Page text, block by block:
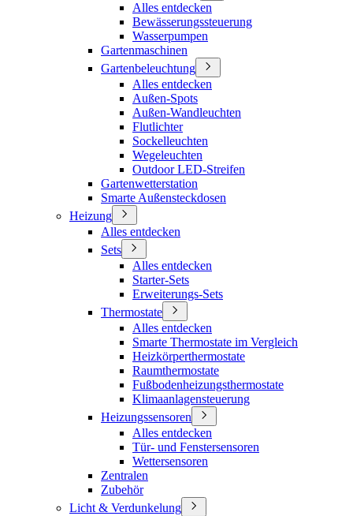
Alles entdecken
Bewässerungssteuerung
Wasserpumpen
Gartenmaschinen
Gartenbeleuchtung
Alles entdecken
Außen-Spots
Außen-Wandleuchten
Flutlichter
Sockelleuchten
Wegeleuchten
Outdoor LED-Streifen
Gartenwetterstation
Smarte Außensteckdosen
Heizung
Alles entdecken
Sets
Alles entdecken
Starter-Sets
Erweiterungs-Sets
Thermostate
Alles entdecken
Smarte Thermostate im Vergleich
Heizkörperthermostate
Raumthermostate
Fußbodenheizungsthermostate
Klimaanlagensteuerung
Heizungssensoren
Alles entdecken
Tür- und Fenstersensoren
Wettersensoren
Zentralen
Zubehör
Licht & Verdunkelung